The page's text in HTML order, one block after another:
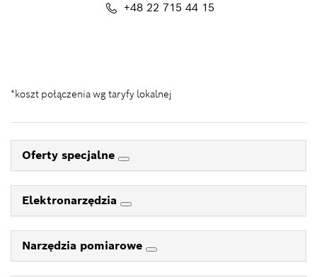
+48 22 715 44 15
*koszt połączenia wg taryfy lokalnej
Oferty specjalne
Elektronarzędzia
Narzędzia pomiarowe